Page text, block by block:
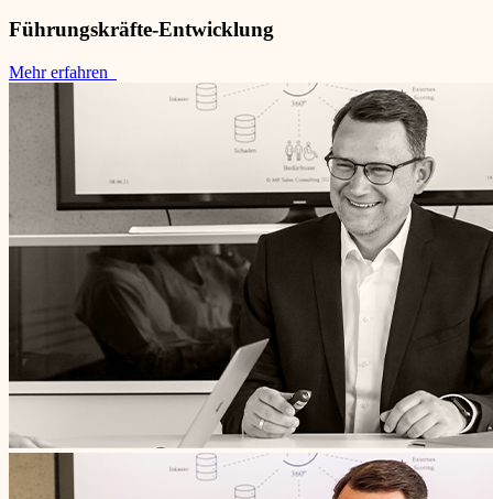
Führungskräfte-Entwicklung
Mehr erfahren